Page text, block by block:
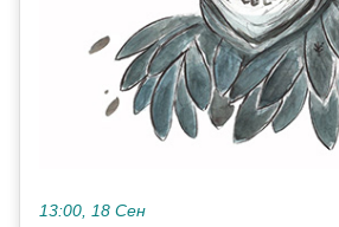
13:00, 18 Сен